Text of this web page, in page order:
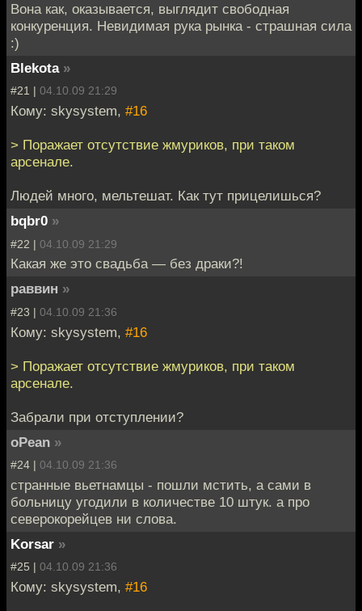
Вона как, оказывается, выглядит свободная
конкуренция. Невидимая рука рынка - страшная сила
:)
Blekota »
#21 | 04.10.09 21:29
Кому: skysystem, #16
> Поражает отсутствие жмуриков, при таком
арсенале.
Людей много, мельтешат. Как тут прицелишься?
bqbr0 »
#22 | 04.10.09 21:29
Какая же это свадьба — без драки?!
раввин »
#23 | 04.10.09 21:36
Кому: skysystem, #16
> Поражает отсутствие жмуриков, при таком
арсенале.
Забрали при отступлении?
oPean »
#24 | 04.10.09 21:36
странные вьетнамцы - пошли мстить, а сами в
больницу угодили в количестве 10 штук. а про
северокорейцев ни слова.
Korsar »
#25 | 04.10.09 21:36
Кому: skysystem, #16